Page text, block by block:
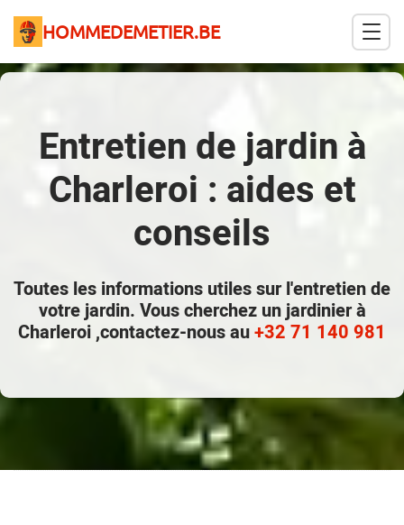
HOMMEDEMETIER.BE
Entretien de jardin à
Charleroi : aides et
conseils
Toutes les informations utiles sur l'entretien de
votre jardin. Vous cherchez un jardinier à
Charleroi ,contactez-nous au+32 71 140 981